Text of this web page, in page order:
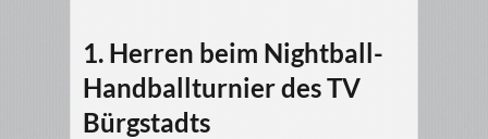
1. Herren beim Nightball-
Handballturnier des TV
Bürgstadts